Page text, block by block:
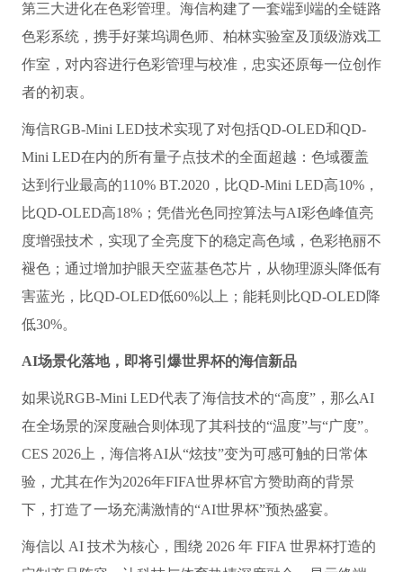
第三大进化在色彩管理。海信构建了一套端到端的全链路
色彩系统，携手好莱坞调色师、柏林实验室及顶级游戏工
作室，对内容进行色彩管理与校准，忠实还原每一位创作
者的初衷。
海信RGB-Mini LED技术实现了对包括QD-OLED和QD-
Mini LED在内的所有量子点技术的全面超越：色域覆盖
达到行业最高的110% BT.2020，比QD-Mini LED高10%，
比QD-OLED高18%；凭借光色同控算法与AI彩色峰值亮
度增强技术，实现了全亮度下的稳定高色域，色彩艳丽不
褪色；通过增加护眼天空蓝基色芯片，从物理源头降低有
害蓝光，比QD-OLED低60%以上；能耗则比QD-OLED降
低30%。
AI场景化落地，即将引爆世界杯的海信新品
如果说RGB-Mini LED代表了海信技术的“高度”，那么AI
在全场景的深度融合则体现了其科技的“温度”与“广度”。
CES 2026上，海信将AI从“炫技”变为可感可触的日常体
验，尤其在作为2026年FIFA世界杯官方赞助商的背景
下，打造了一场充满激情的“AI世界杯”预热盛宴。
海信以 AI 技术为核心，围绕 2026 年 FIFA 世界杯打造的